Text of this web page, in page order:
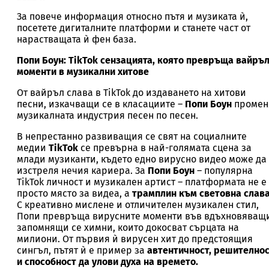
За повече информация относно пътя и музиката ѝ,
посетете дигиталните платформи и станете част от
нарастващата ѝ фен база.
Попи Боун: TikTok сензацията, която превръща вайръл
моменти в музикални хитове
От вайръл слава в TikTok до издаването на хитови
песни, изкачващи се в класациите – Попи Боун
музикалната индустрия песен по песен.
В непрестанно развиващия се свят на социалните
медии TikTok се превърна в най-голямата сцена за
млади музиканти, където едно вирусно видео може да
изстреля нечия кариера. За Попи Боун – популярна
TikTok личност и музикален артист – платформата не е
просто място за видеа, а трамплин към световна
С креативно мислене и отличителен музикален стил,
Попи превръща вирусните моменти във
запомнящи се химни, които докосват сърцата на
милиони. От първия ѝ вирусен хит до предстоящия
сингъл, пътят ѝ е пример за автентичност,
и способност да улови духа на времето.